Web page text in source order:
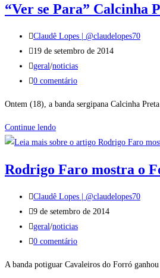
canta
sucessos
de
Luiz
Gonzaga
“Ver se Para” Calcinha
Autor
do
post:
Claudê Lopes | @claudelopes70
Post
publicado:
19 de setembro de 2014
Categoria
do
geral/noticias
Comentários
post:
0 comentário
Ontem (18), a banda sergipana Calcinha
Continue lendo“Ver
se
Calcinha
grava
com
Rick
&
Renner
Rodrigo Faro mostra o
Autor
do
post:
Claudê Lopes | @claudelopes70
Post
publicado:
9 de setembro de 2014
Categoria
do
geral/noticias
Comentários
post:
0 comentário
A banda potiguar Cavaleiros do Forró